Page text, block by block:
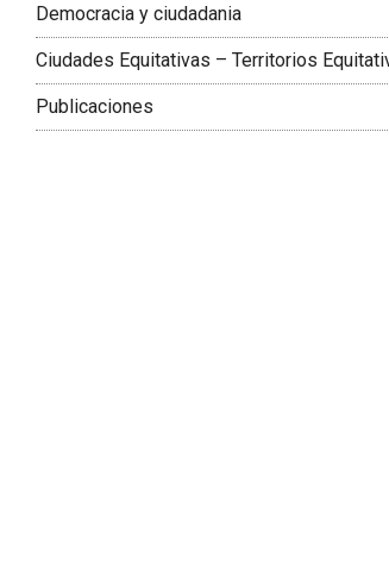
Democracia y ciudadania
Ciudades Equitativas – Territorios
Publicaciones